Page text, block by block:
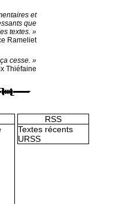
et
que
textes. »
Rameliet
cesse. »
Thiéfaine
RSS
Textes récents
URSS